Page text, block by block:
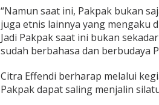
“Namun saat ini, Pakpak bukan
juga etnis lainnya yang mengaku
Jadi Pakpak saat ini bukan
sudah berbahasa dan berbudaya
Citra Effendi berharap melalui
Pakpak dapat saling menjalin